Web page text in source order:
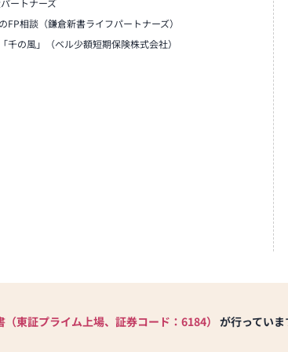
ートナーズ
FP相談（鎌倉新書ライフパートナーズ）
千の風」（ベル少額短期保険株式会社）
東証プライム上場、証券コード：6184） が行っていま